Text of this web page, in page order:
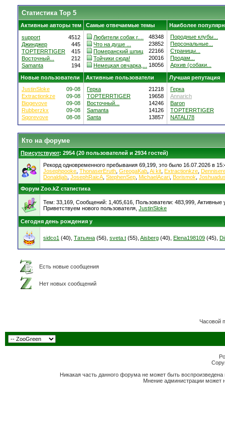
Статистика Top 5
Активные авторы тем Самые отвечаемые темы
Наиболее
support
4512
Джинджер
445
TOPTERRTIGER
415
Восточный...
212
Samanta
194
Любители собак г....
48348
Что на душе ...
23852
Померанский шпиц
22166
Тойчики сюда!
20016
Немецкая овчарка,...
18056
Породные клубы...
Персональные...
Страницы...
Продам...
Архив (собаки...
Новые пользователи Активные пользователи
Лучшая репутация
JustinSloke
09-08
Extractionkze
09-08
Biogevove
09-08
Rubberzkx
09-08
Sqorevove
08-08
Герка
21218
TOPTERRTIGER
19658
Восточный...
14246
Samanta
14126
Santa
13857
Герка
Annarich
Baron
TOPTERRTIGER
NATALI78
Кто на форуме
Присутствуют: 2954 (20 пользователей и 2934 гостей)
Рекорд одновременного пребывания 69,199, это было 16.07.2026 в
Josephpooke ThonaserEruth GreogaKab Ai kit Extractionkze
Donaldjab JosephRaicA StephenSep MichaelAcari Borismok
Форум Zoo.kZ статистика
Тем: 33,169, Сообщений: 1,405,616, Пользователи: 483,999, Активные
Приветствуем нового пользователя, JustinSloke
Сегодня день рождения у
sidco1 (40), Татьяна (56), sveta.t (55), Aisberg (40), Elena198109 (45),
Есть новые сообщения
Нет новых сообщений
Часовой
Никакая часть данного форума не может быть
Мнение администрации может